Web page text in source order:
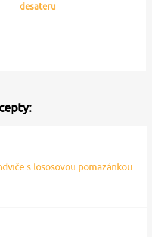
desateru
s lososovou pomazánkou